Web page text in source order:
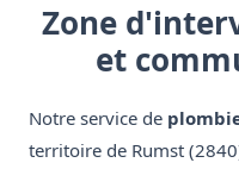
Zone
et
Notre service de
territoire de Rumst